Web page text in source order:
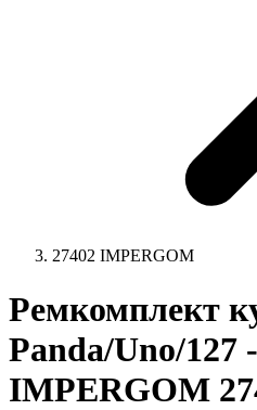
27402 IMPERGOM
Ремкомплект
Panda/Uno/127
IMPERGOM